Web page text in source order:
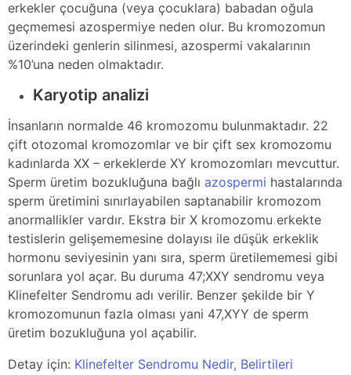
erkekler çocuğuna (veya çocuklara) babadan oğula
geçmemesi azospermiye neden olur. Bu kromozomun
üzerindeki genlerin silinmesi, azospermi vakalarının
%10’una neden olmaktadır.
Karyotip analizi
İnsanların normalde 46 kromozomu bulunmaktadır. 22
çift otozomal kromozomlar ve bir çift sex kromozomu
kadınlarda XX – erkeklerde XY kromozomları mevcuttur.
Sperm üretim bozukluğuna bağlı azospermi hastalarında
sperm üretimini sınırlayabilen saptanabilir kromozom
anormallikler vardır. Ekstra bir X kromozomu erkekte
testislerin gelişememesine dolayısı ile düşük erkeklik
hormonu seviyesinin yanı sıra, sperm üretilememesi gibi
sorunlara yol açar. Bu duruma 47;XXY sendromu veya
Klinefelter Sendromu adı verilir. Benzer şekilde bir Y
kromozomunun fazla olması yani 47,XYY de sperm
üretim bozukluğuna yol açabilir.
Detay için: Klinefelter Sendromu Nedir, Belirtileri